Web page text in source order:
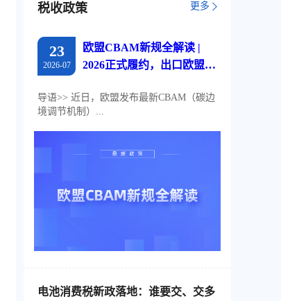
税收政策 更多
23
2026-07
欧盟CBAM新规全解读 |
2026正式履约，出口欧盟企
导语>> 近日，欧盟发布最新CBAM（碳边
境调节机制）...
电池消费税新政落地：谁要交、交多